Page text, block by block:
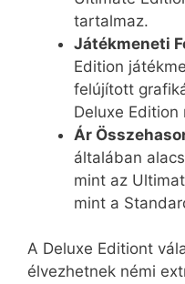
tartalmaz.
Játékmeneti
Edition
felújított
Deluxe Edition
Ár
általában
mint az
mint a
A Deluxe Editiont
élvezhetnek némi